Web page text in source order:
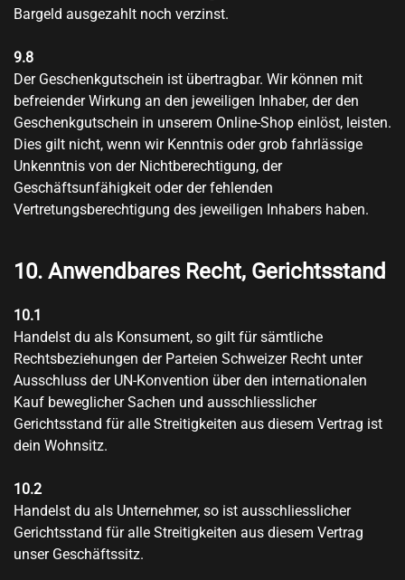
Bargeld ausgezahlt noch verzinst.
9.8
Der Geschenkgutschein ist übertragbar. Wir können mit
befreiender Wirkung an den jeweiligen Inhaber, der den
Geschenkgutschein in unserem Online-Shop einlöst, leisten.
Dies gilt nicht, wenn wir Kenntnis oder grob fahrlässige
Unkenntnis von der Nichtberechtigung, der
Geschäftsunfähigkeit oder der fehlenden
Vertretungsberechtigung des jeweiligen Inhabers haben.
10. Anwendbares Recht, Gerichtsstand
10.1
Handelst du als Konsument, so gilt für sämtliche
Rechtsbeziehungen der Parteien Schweizer Recht unter
Ausschluss der UN-Konvention über den internationalen
Kauf beweglicher Sachen und ausschliesslicher
Gerichtsstand für alle Streitigkeiten aus diesem Vertrag ist
dein Wohnsitz.
10.2
Handelst du als Unternehmer, so ist ausschliesslicher
Gerichtsstand für alle Streitigkeiten aus diesem Vertrag
unser Geschäftssitz.